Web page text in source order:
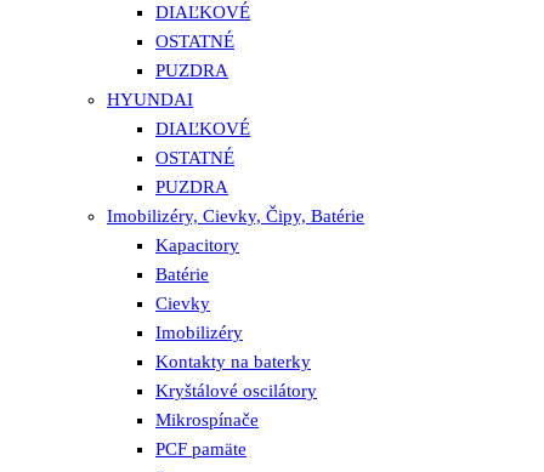
DIAĽKOVÉ
OSTATNÉ
PUZDRA
HYUNDAI
DIAĽKOVÉ
OSTATNÉ
PUZDRA
Imobilizéry, Cievky, Čipy, Batérie
Kapacitory
Batérie
Cievky
Imobilizéry
Kontakty na baterky
Kryštálové oscilátory
Mikrospínače
PCF pamäte